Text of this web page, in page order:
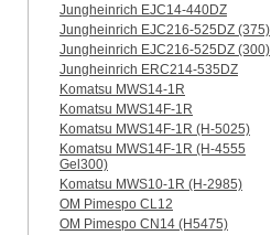
Jungheinrich EJC14-440DZ
Jungheinrich EJC216-525DZ (375)
Jungheinrich EJC216-525DZ (300)
Jungheinrich ERC214-535DZ
Komatsu MWS14-1R
Komatsu MWS14F-1R
Komatsu MWS14F-1R (H-5025)
Komatsu MWS14F-1R (H-4555
Gel300)
Komatsu MWS10-1R (Н-2985)
OM Pimespo CL12
OM Pimespo CN14 (Н5475)